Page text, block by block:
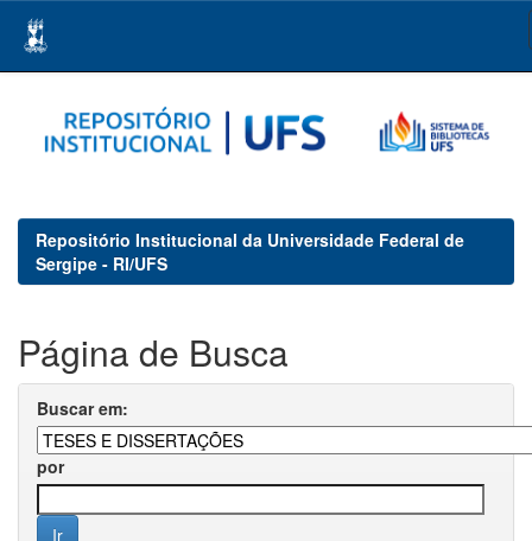
navigation
Repositório Institucional da Universidade Federal de
Sergipe - RI/UFS
Página de Busca
Buscar em:
por